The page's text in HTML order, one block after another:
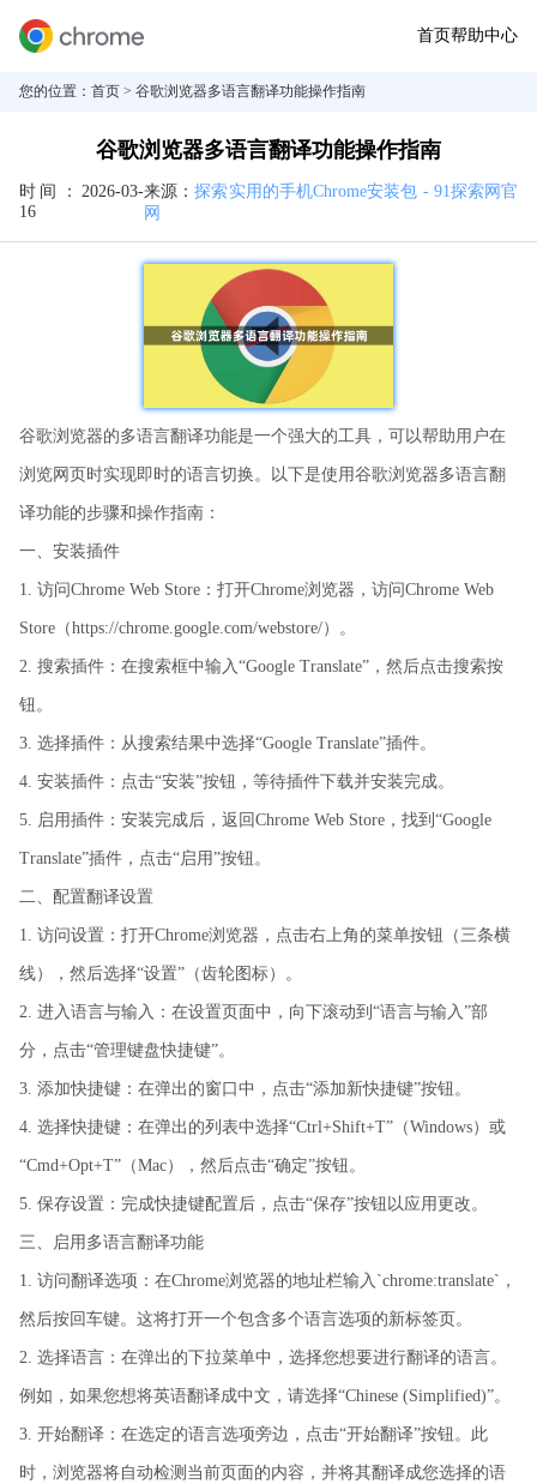
首页帮助中心
您的位置： 首页 > 谷歌浏览器多语言翻译功能操作指南
谷歌浏览器多语言翻译功能操作指南
时间： 2026-03-
16
来源：探索实用的手机Chrome安装包 - 91探索网官
网
谷歌浏览器的多语言翻译功能是一个强大的工具，可以帮助用户在
浏览网页时实现即时的语言切换。以下是使用谷歌浏览器多语言翻
译功能的步骤和操作指南：
一、安装插件
1. 访问Chrome Web Store：打开Chrome浏览器，访问Chrome Web
Store（https://chrome.google.com/webstore/）。
2. 搜索插件：在搜索框中输入“Google Translate”，然后点击搜索按
钮。
3. 选择插件：从搜索结果中选择“Google Translate”插件。
4. 安装插件：点击“安装”按钮，等待插件下载并安装完成。
5. 启用插件：安装完成后，返回Chrome Web Store，找到“Google
Translate”插件，点击“启用”按钮。
二、配置翻译设置
1. 访问设置：打开Chrome浏览器，点击右上角的菜单按钮（三条横
线），然后选择“设置”（齿轮图标）。
2. 进入语言与输入：在设置页面中，向下滚动到“语言与输入”部
分，点击“管理键盘快捷键”。
3. 添加快捷键：在弹出的窗口中，点击“添加新快捷键”按钮。
4. 选择快捷键：在弹出的列表中选择“Ctrl+Shift+T”（Windows）或
“Cmd+Opt+T”（Mac），然后点击“确定”按钮。
5. 保存设置：完成快捷键配置后，点击“保存”按钮以应用更改。
三、启用多语言翻译功能
1. 访问翻译选项：在Chrome浏览器的地址栏输入`chrome:translate`，
然后按回车键。这将打开一个包含多个语言选项的新标签页。
2. 选择语言：在弹出的下拉菜单中，选择您想要进行翻译的语言。
例如，如果您想将英语翻译成中文，请选择“Chinese (Simplified)”。
3. 开始翻译：在选定的语言选项旁边，点击“开始翻译”按钮。此
时，浏览器将自动检测当前页面的内容，并将其翻译成您选择的语